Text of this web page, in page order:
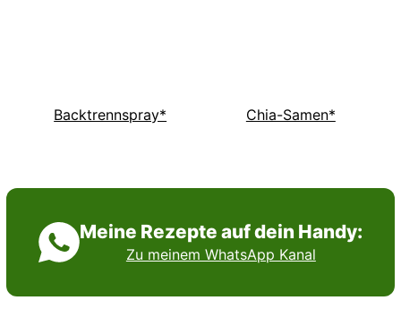
Backtrennspray* Chia-Samen*
Meine Rezepte auf dein Handy:
Zu meinem WhatsApp Kanal